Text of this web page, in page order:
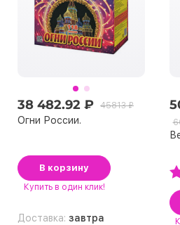
38 482.92 ₽ 45813 ₽
Огни России.
В корзину
Купить в один клик!
Доставка: завтра